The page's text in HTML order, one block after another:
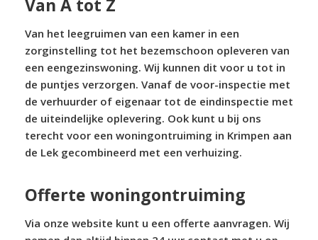
Van A tot Z
Van het leegruimen van een kamer in een
zorginstelling tot het bezemschoon opleveren van
een eengezinswoning. Wij kunnen dit voor u tot in
de puntjes verzorgen. Vanaf de voor-inspectie met
de verhuurder of eigenaar tot de eindinspectie met
de uiteindelijke oplevering. Ook kunt u bij ons
terecht voor een woningontruiming in Krimpen aan
de Lek gecombineerd met een verhuizing.
Offerte woningontruiming
Via onze website kunt u een offerte aanvragen. Wij